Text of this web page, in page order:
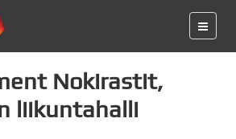
Nokirastit,
liikuntahalli